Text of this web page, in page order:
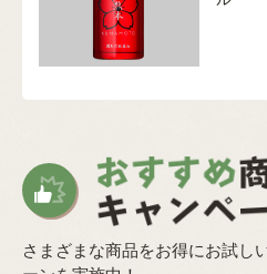
さまざまな商品をお得にお試し